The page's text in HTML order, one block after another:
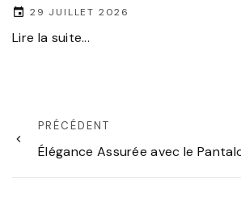
29 JUILLET 2026
Lire la suite...
PRÉCÉDENT
Élégance Assurée avec le